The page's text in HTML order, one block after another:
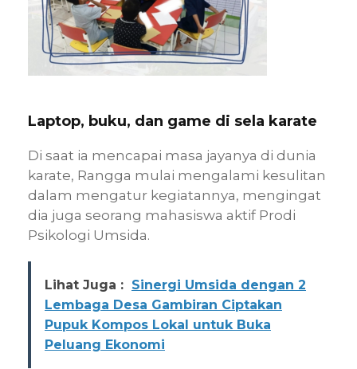
Laptop, buku, dan game di sela karate
Di saat ia mencapai masa jayanya di dunia
karate, Rangga mulai mengalami kesulitan
dalam mengatur kegiatannya, mengingat
dia juga seorang mahasiswa aktif Prodi
Psikologi Umsida.
Lihat Juga : Sinergi Umsida dengan 2
Lembaga Desa Gambiran Ciptakan
Pupuk Kompos Lokal untuk Buka
Peluang Ekonomi